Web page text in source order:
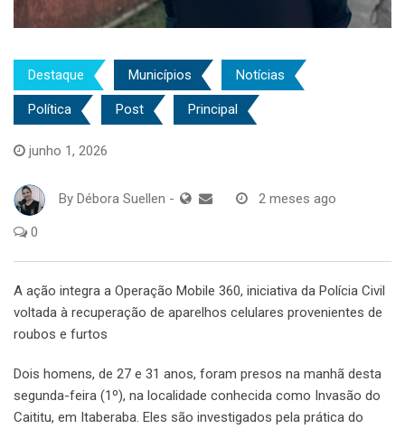
Destaque Municípios Notícias
Política Post Principal
junho 1, 2026
By Débora Suellen - 2 meses ago
0
A ação integra a Operação Mobile 360, iniciativa da Polícia Civil
voltada à recuperação de aparelhos celulares provenientes de
roubos e furtos
Dois homens, de 27 e 31 anos, foram presos na manhã desta
segunda-feira (1º), na localidade conhecida como Invasão do
Caititu, em Itaberaba. Eles são investigados pela prática do